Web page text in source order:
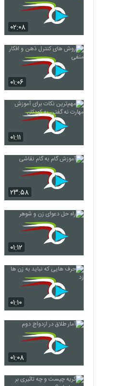
۰۲:۰۸
۰۱:۰۶
۰۱:۱۱
۲۳:۵۸
۰۱:۱۲
۰۱:۱۰
۰۱:۰۸